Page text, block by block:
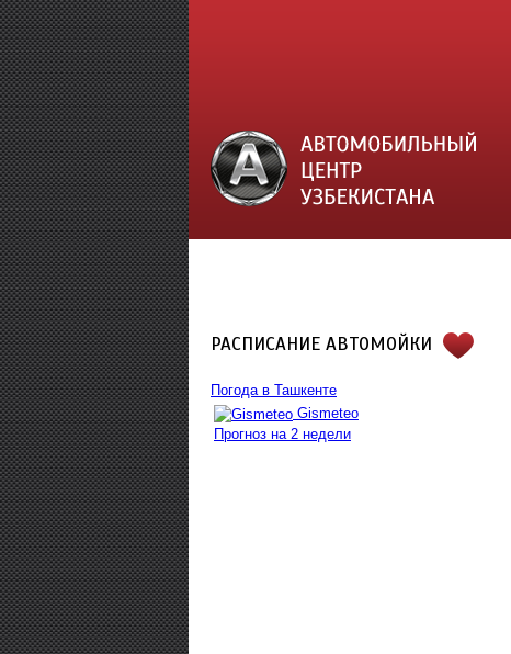
РАСПИСАНИЕ АВТОМОЙКИ
Погода в Ташкенте
Gismeteo
Прогноз на 2 недели